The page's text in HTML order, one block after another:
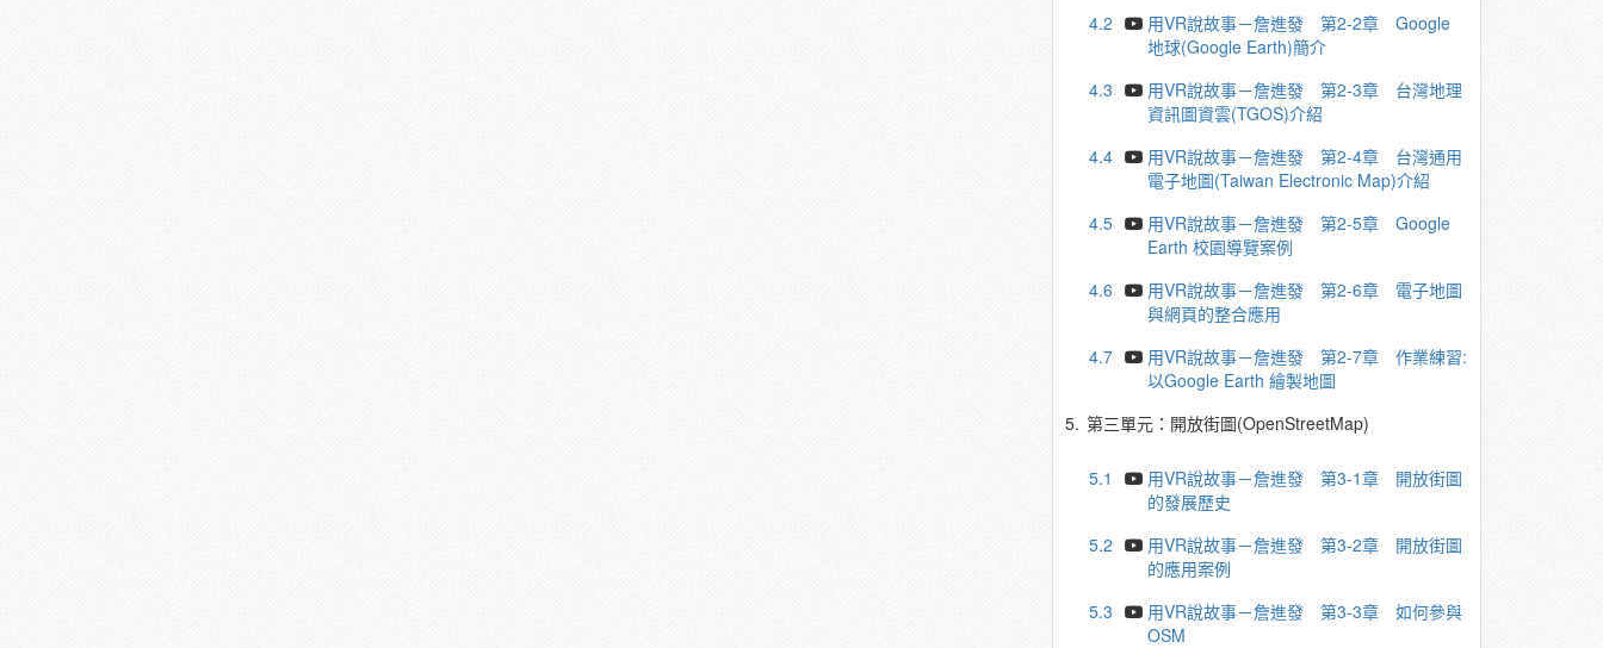
4.2
用VR說故事－詹進發 第2-2章 Google
地球(Google Earth)簡介
4.3
用VR說故事－詹進發 第2-3章 台灣地理
資訊圖資雲(TGOS)介紹
4.4
用VR說故事－詹進發 第2-4章 台灣通用
電子地圖(Taiwan Electronic Map)介紹
4.5
用VR說故事－詹進發 第2-5章 Google
Earth 校園導覽案例
4.6
用VR說故事－詹進發 第2-6章 電子地圖
與網頁的整合應用
4.7
用VR說故事－詹進發 第2-7章 作業練習:
以Google Earth 繪製地圖
5. 第三單元：開放街圖(OpenStreetMap)
5.1
用VR說故事－詹進發 第3-1章 開放街圖
的發展歷史
5.2
用VR說故事－詹進發 第3-2章 開放街圖
的應用案例
5.3
用VR說故事－詹進發 第3-3章 如何參與
OSM